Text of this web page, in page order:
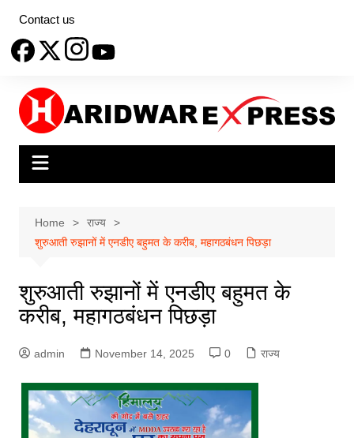
content
Contact us
Home
राज्य
शुरुआती रुझानों में एनडीए बहुमत के करीब, महागठबंधन पिछड़ा
शुरुआती रुझानों में एनडीए बहुमत के
करीब, महागठबंधन पिछड़ा
admin November 14, 2025 0 राज्य